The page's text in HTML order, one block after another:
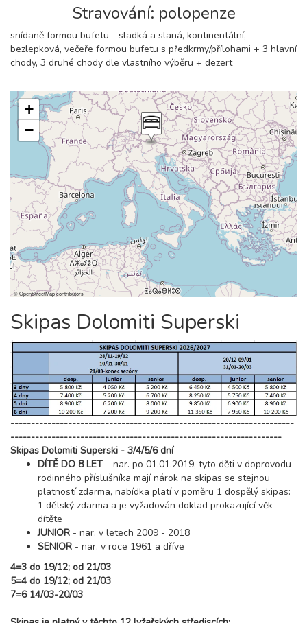
Stravování: polopenze
snídaně formou bufetu - sladká a slaná, kontinentální,
bezlepková, večeře formou bufetu s předkrmy/přílohami + 3 hlavní
chody, 3 druhé chody dle vlastního výběru + dezert
+
−
©OpenStreetMapcontributors
Skipas Dolomiti Superski
---------------------------------------------------------------------
------------------------------------------------------------------
Skipas Dolomiti Superski - 3/4/5/6 dní
DÍTĚ DO 8 LET – nar. po 01.01.2019, tyto děti v doprovodu
rodinného příslušníka mají nárok na skipas se stejnou
platností zdarma, nabídka platí v poměru 1 dospělý skipas:
1 dětský zdarma a je vyžadován doklad prokazující věk
dítěte
JUNIOR - nar. v letech 2009 - 2018
SENIOR - nar. v roce 1961 a dříve
4=3 do 19/12; od 21/03
5=4 do 19/12; od 21/03
7=6 14/03-20/03